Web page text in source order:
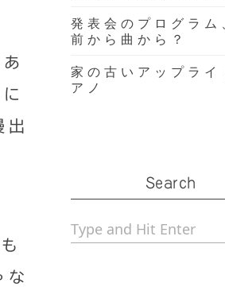
出
な
発表会のプログラム
前から曲から？
家の古いアップライ
アノ
Search